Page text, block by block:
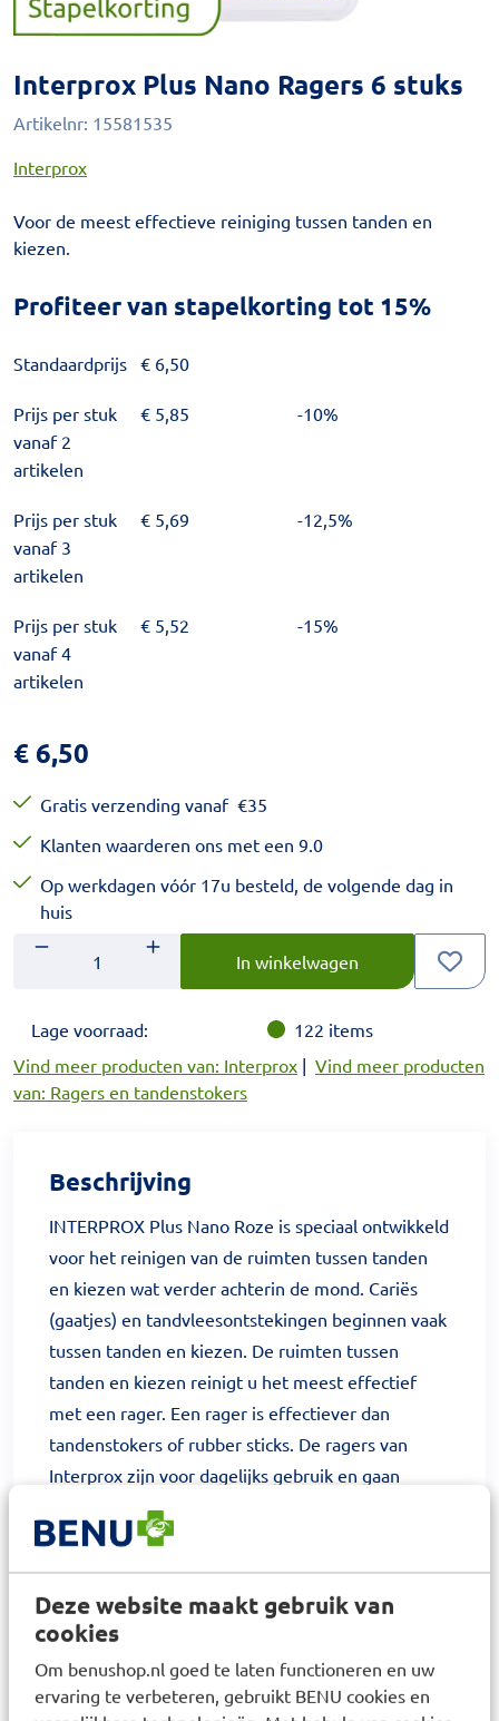
Deze website maakt gebruik van
cookies
Om benushop.nl goed te laten functioneren en uw
ervaring te verbeteren, gebruikt BENU cookies en
Interprox Plus Nano Ragers 6 stuks
Artikelnr: 15581535
Interprox
Voor de meest effectieve reiniging tussen tanden en
kiezen.
Profiteer van stapelkorting tot 15%
Standaardprijs € 6,50
Prijs per stuk
vanaf 2
artikelen
€ 5,85 -10%
Prijs per stuk
vanaf 3
artikelen
€ 5,69 -12,5%
Prijs per stuk
vanaf 4
artikelen
€ 5,52 -15%
€ 6,50
Gratis verzending vanaf €35
Klanten waarderen ons met een 9.0
Op werkdagen vóór 17u besteld, de volgende dag in
huis
Aantal
Voer het gewenste aantal in.
In winkelwagen
Lage voorraad: 122 items
Vind meer producten van: Interprox | Vind meer producten
van: Ragers en tandenstokers
Beschrijving
INTERPROX Plus Nano Roze is speciaal ontwikkeld
voor het reinigen van de ruimten tussen tanden
en kiezen wat verder achterin de mond. Cariës
(gaatjes) en tandvleesontstekingen beginnen vaak
tussen tanden en kiezen. De ruimten tussen
tanden en kiezen reinigt u het meest effectief
met een rager. Een rager is effectiever dan
tandenstokers of rubber sticks. De ragers van
Interprox zijn voor dagelijks gebruik en gaan
langer mee. Omdat de interdentale ruimten
tussen tanden en kiezen varieert, is het belangrijk
om voor iedere specifieke situatie de meest
geschikte rager te kiezen. Vraag uw
mondzorgprofessional welke maat voor u het
meest geschikt is.
Gebruikersadvies: